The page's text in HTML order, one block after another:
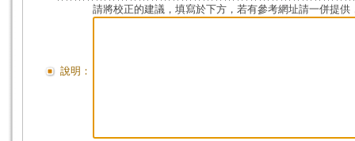
說明：
請將校正的建議，填寫於下方，若有參考網址請一併提供